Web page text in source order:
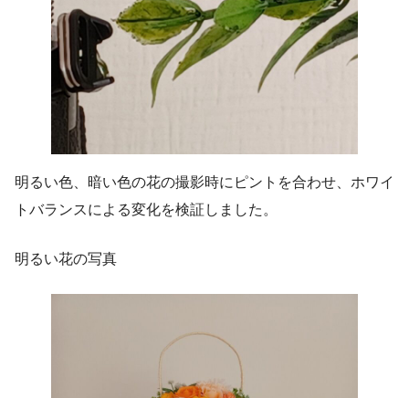
明るい色、暗い色の花の撮影時にピントを合わせ、ホワイ
トバランスによる変化を検証しました。
明るい花の写真